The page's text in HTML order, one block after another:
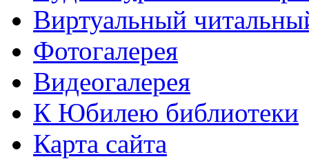
Виртуальный
Фотогалерея
Видеогалерея
К Юбилею библиотеки
Карта сайта